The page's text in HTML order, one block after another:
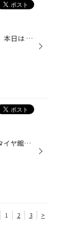
いつもタイヤ館郡山北のWEBをご覧いただきありがとうございます（＾∇＾） 本日は 日産 セレナのヘッドライトコーティングを行いました！ H様いつもご利用頂きありがとうございます（＾∇＾） ヘッドライトの黄ばみが気になるとのことだったので 黄ばみ取りを重点的に行いました！ 薬品で黄ばみを浮か...
いつもタイヤ館郡山北のWEBサイトをご覧いただきありがとうございます。 タイヤ館郡山北では お得なキャンペーン開催中 プレミアムタイヤセール‼️ アプリor LINEをご登録いただくと‼️ 最大15000円引きになるタイヤクーポンプレゼント‼️ さらにアプリからの応募なら メンテナンス用品が最大20%OFFに...
1 2 3 >